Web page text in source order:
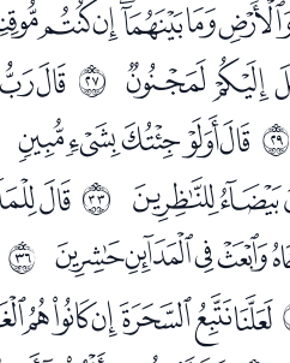
ﰚ
ﰜ ﮦﮧﮨﮩﮪ
ﰠ
ﰣ